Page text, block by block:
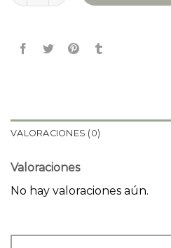
VALORACIONES (0)
Valoraciones
No hay valoraciones aún.